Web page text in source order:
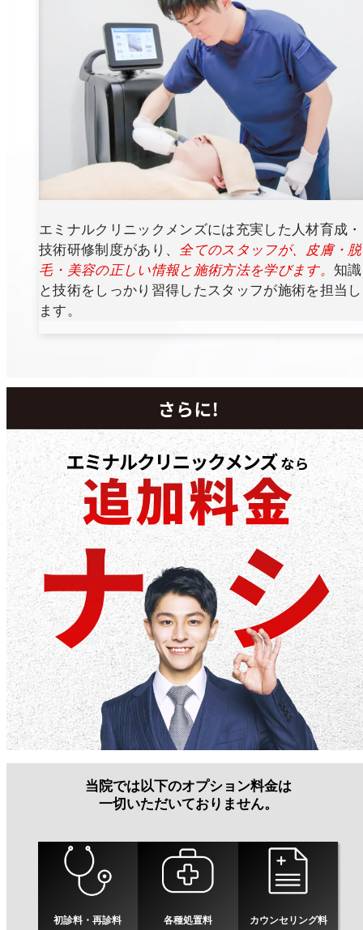
エミナルクリニックメンズには充実した人材育成・
技術研修制度があり、 全てのスタッフが、皮膚・脱
毛・美容の正しい情報と施術方法を学びます。 知識
と技術をしっかり習得したスタッフが施術を担当し
ます。
当院では以下のオプション料金は
一切いただいておりません。
初診料・再診料 各種処置料 カウンセリング料